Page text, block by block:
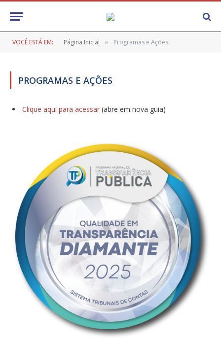
VOCÊ ESTÁ EM: Página Inicial » Programas e Ações
PROGRAMAS E AÇÕES
Clique aqui para acessar (abre em nova guia)